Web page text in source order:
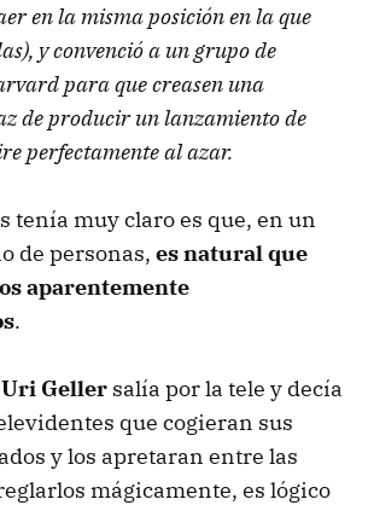
en la misma posición en la que
y convenció a un grupo de
para que creasen una
de producir un lanzamiento de
perfectamente al azar.
tenía muy claro es que, en un
de personas, es natural que
aparentemente
.
Uri Geller salía por la tele y decía
que cogieran sus
y los apretaran entre las
mágicamente, es lógico